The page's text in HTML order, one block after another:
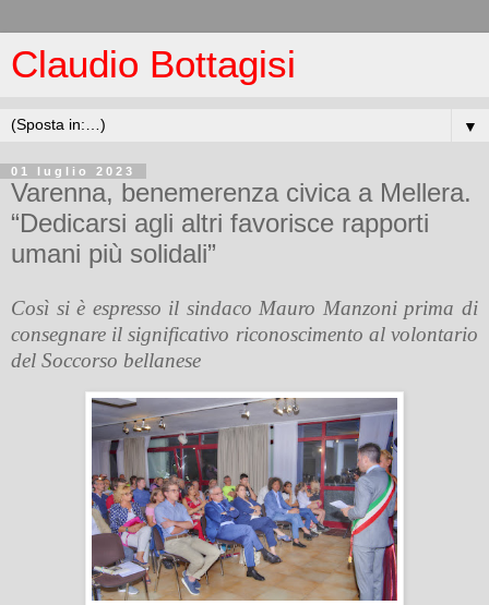
Claudio Bottagisi
▼
01 luglio 2023
Varenna, benemerenza civica a Mellera.
“Dedicarsi agli altri favorisce rapporti
umani più solidali”
Così si è espresso il sindaco Mauro Manzoni prima di
consegnare il significativo riconoscimento al volontario
del Soccorso bellanese